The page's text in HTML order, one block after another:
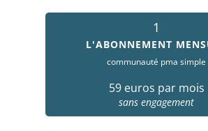
1
L'ABONNEMENT
communauté pma simple
59 euros par mois
sans engagement